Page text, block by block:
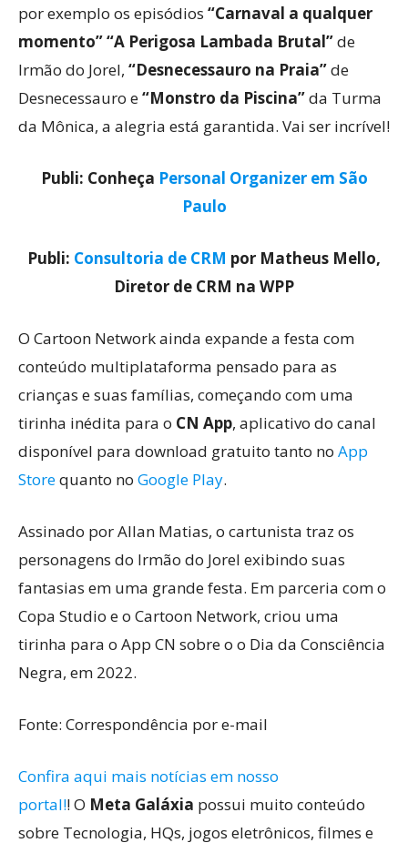
por exemplo os episódios “Carnaval a qualquer
momento” “A Perigosa Lambada Brutal”de
Irmão do Jorel, “Desnecessauro na Praia”de
Desnecessauro e“Monstro da Piscina”da Turma
da Mônica, a alegria está garantida. Vai ser incrível!
Publi: Conheça Personal Organizer em São
Paulo
Publi: Consultoria de CRM por Matheus Mello,
Diretor de CRM na WPP
O Cartoon Network ainda expande a festa com
conteúdo multiplataforma pensado para as
crianças e suas famílias, começando com uma
tirinha inédita para o CN App, aplicativo do canal
disponível para download gratuito tanto no App
Storequanto no Google Play.
Assinado por Allan Matias, o cartunista traz os
personagens do Irmão do Jorel exibindo suas
fantasias em uma grande festa. Em parceria com o
Copa Studio e o Cartoon Network, criou uma
tirinha para o App CN sobre o o Dia da Consciência
Negra, em 2022.
Fonte: Correspondência por e-mail
Confira aqui mais notícias em nosso
portal!! O Meta Galáxia possui muito conteúdo
sobre Tecnologia, HQs, jogos eletrônicos, filmes e